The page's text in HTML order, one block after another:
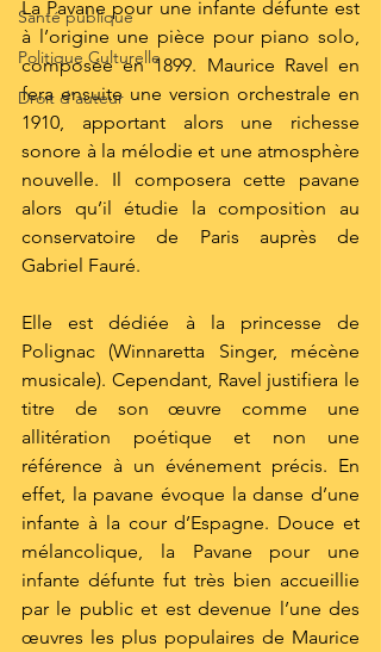
Santé publique
Politique Culturelle
Droit d'auteur
La Pavane pour une infante défunte est
à l’origine une pièce pour piano solo,
composée en 1899. Maurice Ravel en
fera ensuite une version orchestrale en
1910, apportant alors une richesse
sonore à la mélodie et une atmosphère
nouvelle. Il composera cette pavane
alors qu’il étudie la composition au
conservatoire de Paris auprès de
Gabriel Fauré.
Elle est dédiée à la princesse de
Polignac (Winnaretta Singer, mécène
musicale). Cependant, Ravel justifiera le
titre de son œuvre comme une
allitération poétique et non une
référence à un événement précis. En
effet, la pavane évoque la danse d’une
infante à la cour d’Espagne. Douce et
mélancolique, la Pavane pour une
infante défunte fut très bien accueillie
par le public et est devenue l’une des
œuvres les plus populaires de Maurice